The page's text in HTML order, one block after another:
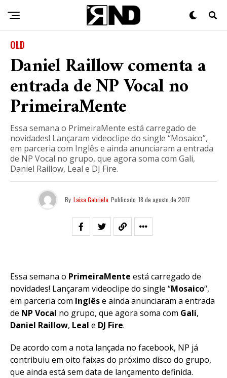
OLD
Daniel Raillow comenta a
entrada de NP Vocal no
PrimeiraMente
Essa semana o PrimeiraMente está carregado de
novidades! Lançaram videoclipe do single “Mosaico”,
em parceria com Inglês e ainda anunciaram a entrada
de NP Vocal no grupo, que agora soma com Gali,
Daniel Raillow, Leal e DJ Fire.
By Laisa Gabriela Publicado 18 de agosto de 2017
Essa semana o PrimeiraMente está carregado de
novidades! Lançaram videoclipe do single “Mosaico“,
em parceria com Inglêse ainda anunciaram a entrada
de NP Vocal no grupo, que agora soma com Gali,
Daniel Raillow, Leal e DJ Fire.
De acordo com a nota lançada no facebook, NP já
contribuiu em oito faixas do próximo disco do grupo,
que ainda está sem data de lançamento definida.